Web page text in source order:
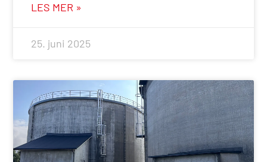
LES MER »
25. juni 2025